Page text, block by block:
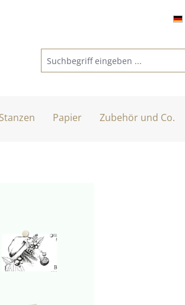
Stanzen Papier Zubehör und Co.